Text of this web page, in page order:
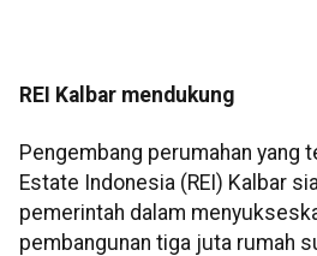
REI Kalbar mendukung
Pengembang perumahan yang
Estate Indonesia (REI) Kalbar
pemerintah dalam
pembangunan tiga juta rumah